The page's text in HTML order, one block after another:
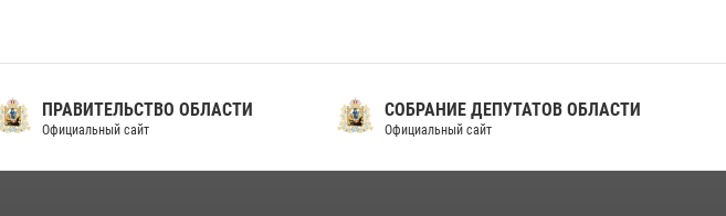
ПРАВИТЕЛЬСТВО ОБЛАСТИ
Официальный сайт
СОБРАНИЕ ДЕПУТАТОВ ОБЛАСТИ
Официальный сайт